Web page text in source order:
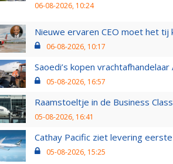
06-08-2026, 10:24
Nieuwe ervaren CEO moet het tij
06-08-2026, 10:17
Saoedi’s kopen
05-08-2026, 16:57
Raamstoeltje in de Business
05-08-2026, 16:41
Cathay Pacific ziet levering
05-08-2026, 15:25